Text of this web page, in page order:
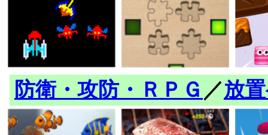
防衛・攻防・ＲＰＧ ／放